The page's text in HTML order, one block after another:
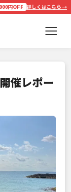
円OFF 詳しくはこちら →
催レポー